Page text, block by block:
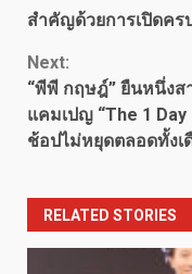
สำคัญด้วยการเปิดคร
Next:
“พีพี กฤษฎ์” ยืนหนึ่งส
แคมเปญ “The 1
ช้อปไม่หยุดตลอดทั้ง
RELATED STORIES